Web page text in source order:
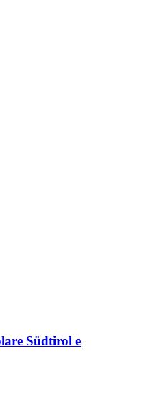
Südtirol e